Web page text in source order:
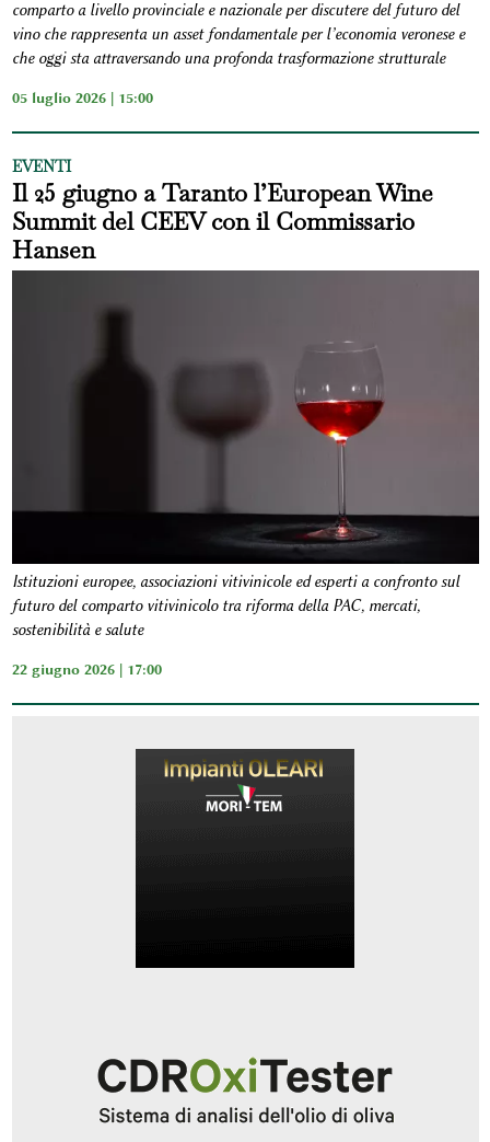
comparto a livello provinciale e nazionale per discutere del futuro del
vino che rappresenta un asset fondamentale per l’economia veronese e
che oggi sta attraversando una profonda trasformazione strutturale
05 luglio 2026 | 15:00
EVENTI
Il 25 giugno a Taranto l’European Wine
Summit del CEEV con il Commissario
Hansen
Istituzioni europee, associazioni vitivinicole ed esperti a confronto sul
futuro del comparto vitivinicolo tra riforma della PAC, mercati,
sostenibilità e salute
22 giugno 2026 | 17:00